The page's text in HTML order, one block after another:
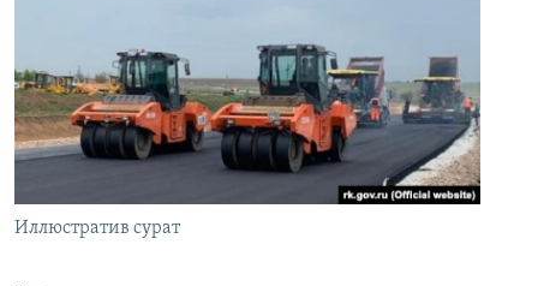
Иллюстратив сурат